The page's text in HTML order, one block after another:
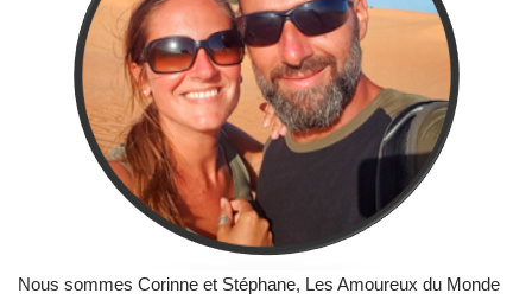
Nous sommes Corinne et Stéphane, Les Amoureux du Monde